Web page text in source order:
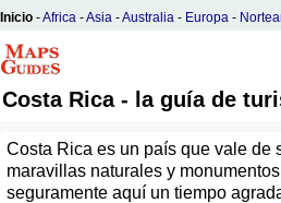
Inicio -Africa -Asia -Australia - Europa -
Costa Rica - la guía de
Costa Rica es un país que vale de
maravillas naturales y
seguramente aquí un tiempo